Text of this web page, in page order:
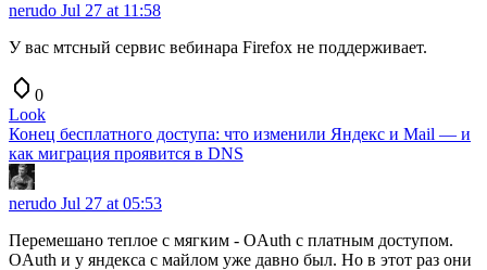
nerudo Jul 27 at 11:58
У вас мтсный сервис вебинара Firefox не поддерживает.
0
Look
Конец бесплатного доступа: что изменили Яндекс и Mail — и
как миграция проявится в DNS
nerudo Jul 27 at 05:53
Перемешано теплое с мягким - OAuth с платным доступом.
OAuth и у яндекса с майлом уже давно был. Но в этот раз они